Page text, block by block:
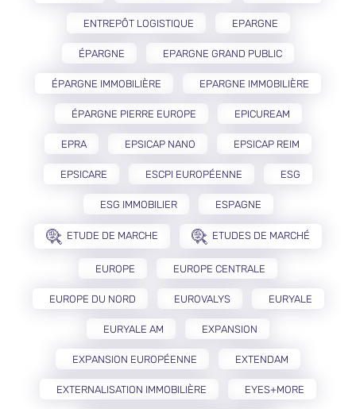
ENTREPÔT LOGISTIQUE EPARGNE
ÉPARGNE EPARGNE GRAND PUBLIC
ÉPARGNE IMMOBILIÈRE EPARGNE IMMOBILIÈRE
ÉPARGNE PIERRE EUROPE EPICUREAM
EPRA EPSICAP NANO EPSICAP REIM
EPSICARE ESCPI EUROPÉENNE ESG
ESG IMMOBILIER ESPAGNE
ETUDE DE MARCHE ETUDES DE MARCHÉ
EUROPE EUROPE CENTRALE
EUROPE DU NORD EUROVALYS EURYALE
EURYALE AM EXPANSION
EXPANSION EUROPÉENNE EXTENDAM
EXTERNALISATION IMMOBILIÈRE EYES+MORE